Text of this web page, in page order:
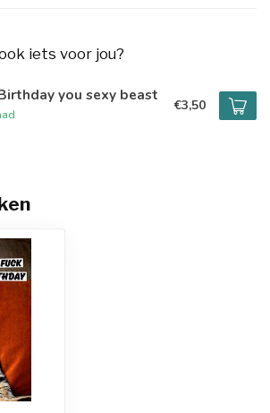
iets voor jou?
you sexy beast
€3,50